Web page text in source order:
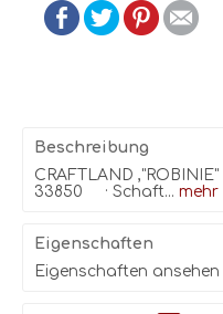
Beschreibung
CRAFTLAND
33850 · Schaft... mehr
Eigenschaften
Eigenschaften ansehen